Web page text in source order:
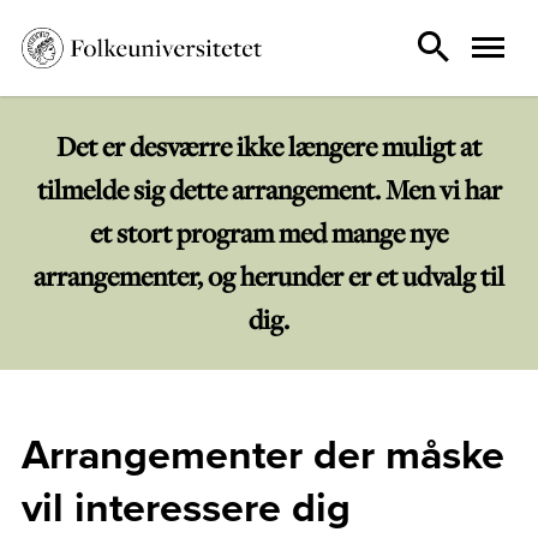
Det er desværre ikke længere muligt at
tilmelde sig dette arrangement. Men vi har
et stort program med mange nye
arrangementer, og herunder er et udvalg til
dig.
Arrangementer der måske
vil interessere dig